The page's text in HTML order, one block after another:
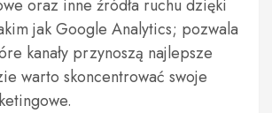
oraz inne źródła ruchu dzięki
jak Google Analytics; pozwala
kanały przynoszą najlepsze
warto skoncentrować swoje